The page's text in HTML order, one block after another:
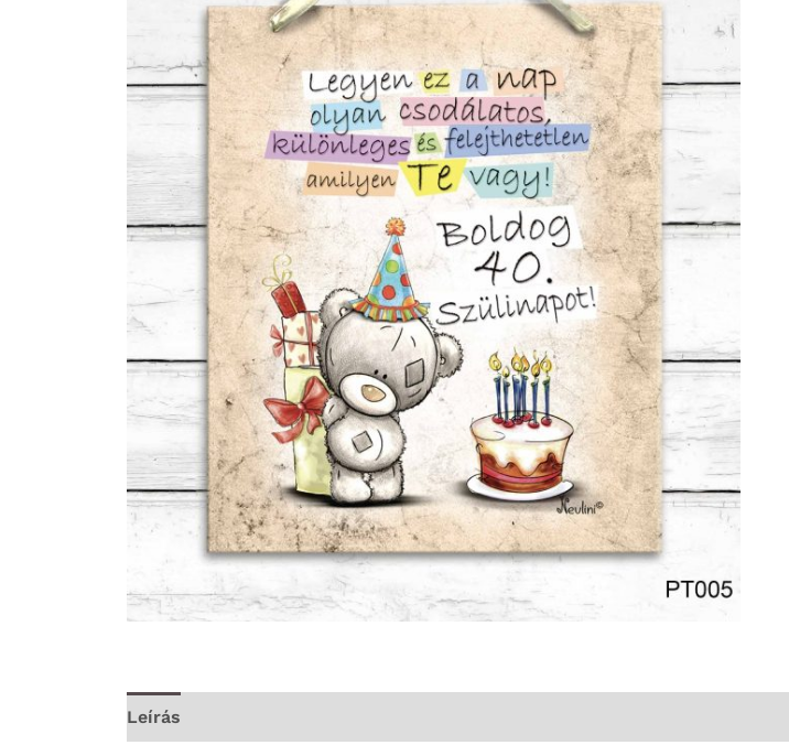
Leírás